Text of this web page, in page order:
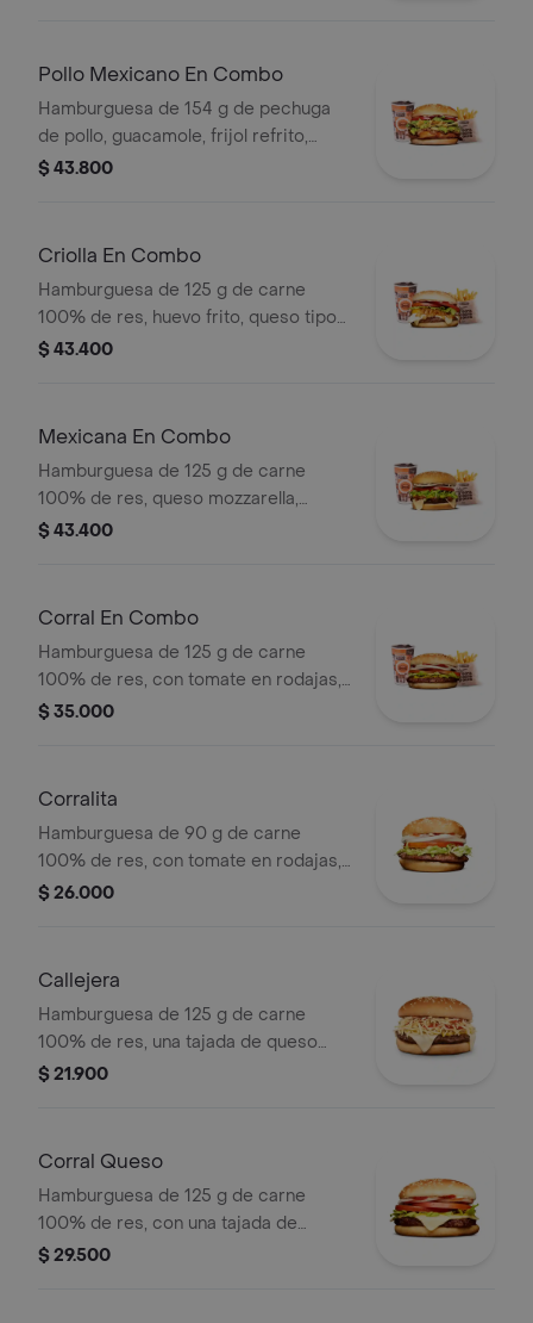
pet
Pollo Mexicano En Combo
Hamburguesa de 154 g de pechuga
de pollo, guacamole, frijol refrito,
tortillas de maíz, tomate, lechuga y
$ 43.800
Criolla En Combo
Hamburguesa de 125 g de carne
100% de res, huevo frito, queso tipo
mozzarella, cebolla grillé, tomate en
pet
$ 43.400
Mexicana En Combo
Hamburguesa de 125 g de carne
100% de res, queso mozzarella,
guacamole, fríjol refrito, tomate,
bebida pet
$ 43.400
Corral En Combo
Hamburguesa de 125 g de carne
100% de res, con tomate en rodajas,
cebolla en rodajas, lechuga y salsas
$ 35.000
Corralita
Hamburguesa de 90 g de carne
100% de res, con tomate en rodajas,
cebolla en rodajas, lechuga, salsa
$ 26.000
Callejera
Hamburguesa de 125 g de carne
100% de res, una tajada de queso
tipo mozzarella, papas callejera, salsa
$ 21.900
Corral Queso
Hamburguesa de 125 g de carne
100% de res, con una tajada de
queso tipo mozzarella, tomate en
$ 29.500